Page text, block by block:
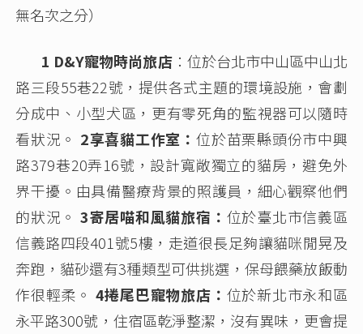
無名次之分）
1 D&Y寵物時尚旅店：位於台北市中山區中山北
路三段55巷22號，提供各式主題的環境設施，會劃
分成中、小型犬區，更有零死角的監視器可以隨時
看狀況。 2享喜貓工作室：位於苗栗縣頭份市中興
路379巷20弄16號，設計寬敞獨立的貓房，避免外
界干擾。由具備醫療背景的照護員，細心觀察他們
的狀況。 3寄居喵和風貓旅宿： 位於臺北市信義區
信義路四段401號5樓，走道很長足夠讓貓咪閒晃及
奔跑，貓砂還有3種類型可供挑選，保母餵藥放飯動
作很輕柔。 4捲尾巴寵物旅店： 位於新北市永和區
永平路300號，住宿區乾淨整潔，沒有異味，更會提